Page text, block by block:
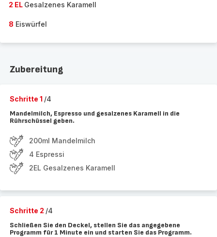
2 EL Gesalzenes Karamell
8 Eiswürfel
Zubereitung
Schritte 1 /4
Mandelmilch, Espresso und gesalzenes Karamell in die
Rührschüssel geben.
200ml Mandelmilch
4 Espressi
2EL Gesalzenes Karamell
Schritte 2 /4
Schließen Sie den Deckel, stellen Sie das angegebene
Programm für 1 Minute ein und starten Sie das Programm.